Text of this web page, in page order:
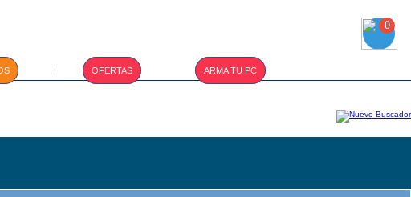
| OFERTAS ARMA TU PC
0